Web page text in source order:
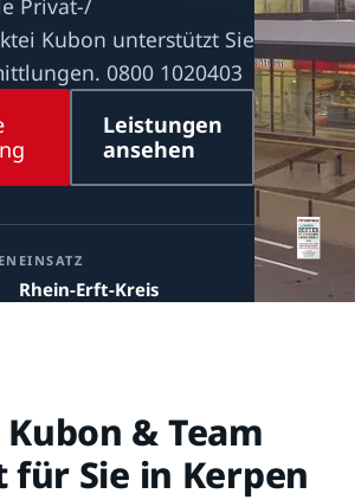
Privat-/
Kubon unterstützt Sie
0800 1020403
Leistungen
ansehen
EINSATZ
Rhein-Erft-Kreis
& Team
Sie in Kerpen